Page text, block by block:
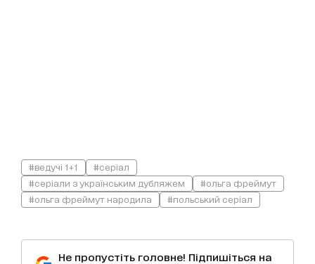
#ведучі 1+1
#серіал
#серіали з українським дубляжем
#ольга фреймут
#ольга фреймут народила
#польський серіал
Не пропустіть головне! Підпишіться на